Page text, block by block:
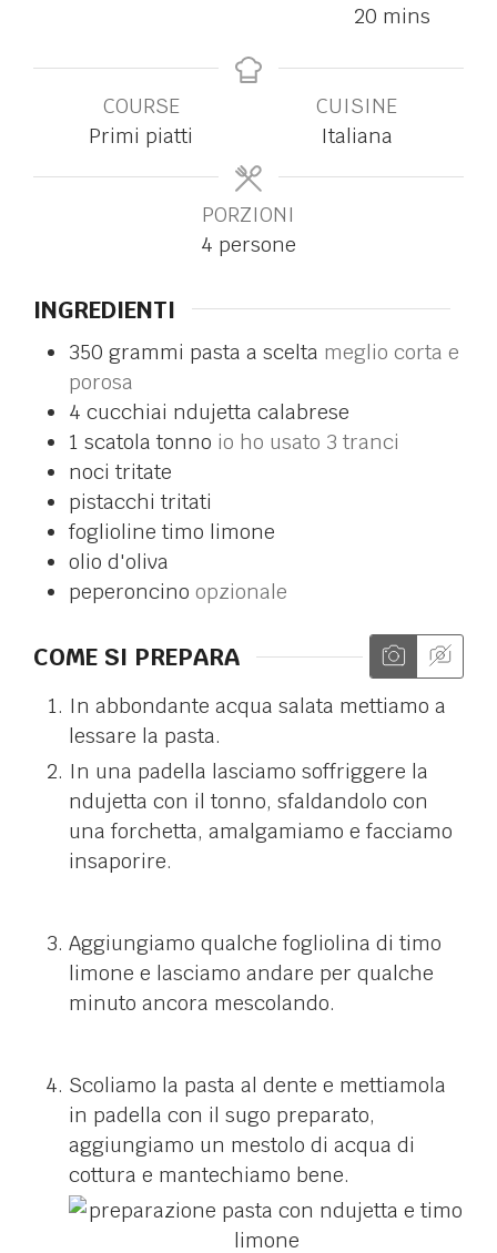
20 mins
COURSE
Primi piatti
CUISINE
Italiana
PORZIONI
4 persone
INGREDIENTI
350 grammi pasta a scelta meglio corta e
porosa
4 cucchiai ndujetta calabrese
1 scatola tonno io ho usato 3 tranci
noci tritate
pistacchi tritati
foglioline timo limone
olio d'oliva
peperoncino opzionale
COME SI PREPARA
In abbondante acqua salata mettiamo a
lessare la pasta.
In una padella lasciamo soffriggere la
ndujetta con il tonno, sfaldandolo con
una forchetta, amalgamiamo e facciamo
insaporire.
Aggiungiamo qualche fogliolina di timo
limone e lasciamo andare per qualche
minuto ancora mescolando.
Scoliamo la pasta al dente e mettiamola
in padella con il sugo preparato,
aggiungiamo un mestolo di acqua di
cottura e mantechiamo bene.